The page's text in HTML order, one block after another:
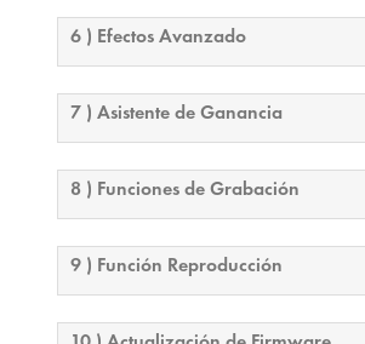
6 ) Efectos Avanzado
7 ) Asistente de Ganancia
8 ) Funciones de Grabación
9 ) Función Reproducción